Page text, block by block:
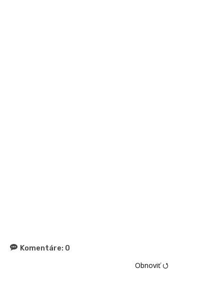
Komentáre: 0
Obnoviť ⭯